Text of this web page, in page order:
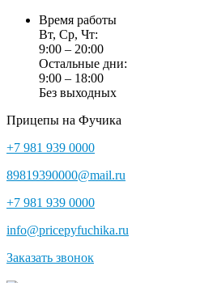
Время работы
Вт, Ср, Чт:
9:00 – 20:00
Остальные дни:
9:00 – 18:00
Без выходных
Прицепы на Фучика
+7 981 939 0000
89819390000@mail.ru
+7 981 939 0000
info@pricepyfuchika.ru
Заказать звонок